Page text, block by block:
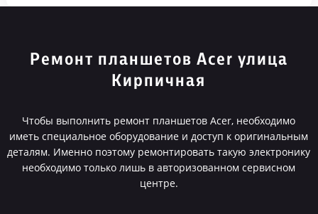
Ремонт планшетов Acer улица
Кирпичная
Чтобы выполнить ремонт планшетов Acer, необходимо
иметь специальное оборудование и доступ к оригинальным
деталям. Именно поэтому ремонтировать такую электронику
необходимо только лишь в авторизованном сервисном
центре.